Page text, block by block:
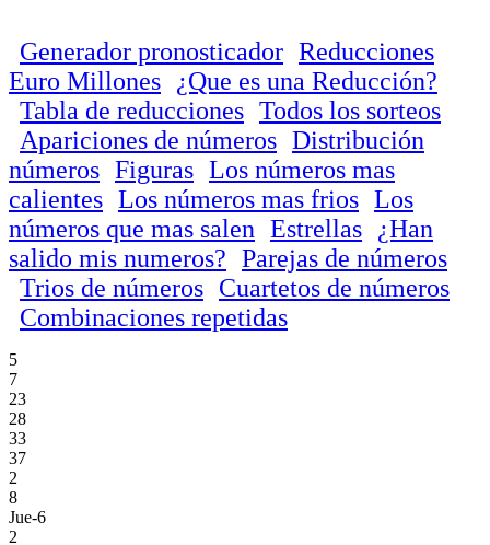
Generador pronosticador Reducciones
Euro Millones
¿Que es una Reducción?
Tabla de reducciones Todos los sorteos
Apariciones de números Distribución
números Figuras Los números mas
calientes Los números mas frios Los
números que mas salen Estrellas
¿Han
salido mis numeros? Parejas de números
Trios de números Cuartetos de números
Combinaciones repetidas
5
7
23
28
33
37
2
8
Jue-6
2